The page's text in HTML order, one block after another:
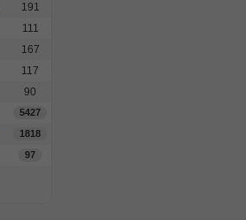
191
111
167
117
90
5427
1818
97